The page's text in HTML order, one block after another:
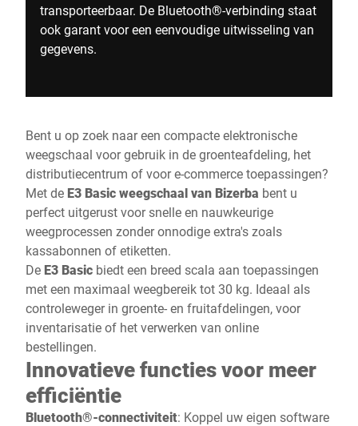
transporteerbaar. De Bluetooth®-verbinding staat
ook garant voor een eenvoudige uitwisseling van
gegevens.
Bent u op zoek naar een compacte elektronische
weegschaal voor gebruik in de groenteafdeling, het
distributiecentrum of voor e-commerce toepassingen?
Met de E3 Basic weegschaal van Bizerba bent u
perfect uitgerust voor snelle en nauwkeurige
weegprocessen zonder onnodige extra's zoals
kassabonnen of etiketten.
De E3 Basic biedt een breed scala aan toepassingen
met een maximaal weegbereik tot 30 kg. Ideaal als
controleweger in groente- en fruitafdelingen, voor
inventarisatie of het verwerken van online
bestellingen.
Innovatieve functies voor meer
efficiëntie
Bluetooth®-connectiviteit: Koppel uw eigen software